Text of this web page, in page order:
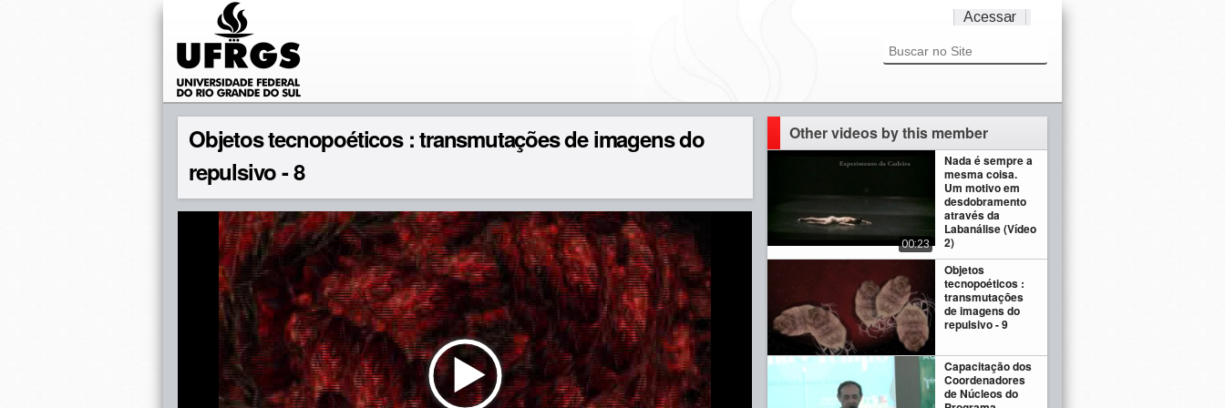
Acessar
Objetos tecnopoéticos : transmutações de imagens do
repulsivo - 8
Other videos by this member
Nada é sempre a
mesma coisa.
Um motivo em
desdobramento
através da
Labanálise (Vídeo
2)
00:23
Objetos
tecnopoéticos :
transmutações
de imagens do
repulsivo - 9
Capacitação dos
Coordenadores
de Núcleos do